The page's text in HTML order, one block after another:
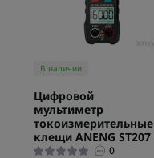
В наличии
Цифровой
мультиметр
токоизмерительные
клещи ANENG ST207
0